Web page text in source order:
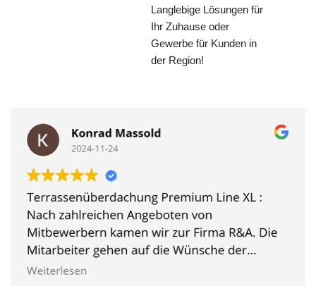
Langlebige Lösungen für
Ihr Zuhause oder
Gewerbe für Kunden in
der Region!